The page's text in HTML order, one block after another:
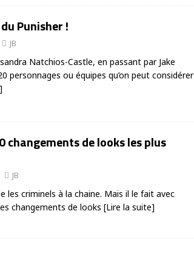
Punisher !
JB
Natchios-Castle, en passant par Jake
personnages ou équipes qu’on peut considérer
changements de looks les plus
JB
les criminels à la chaine. Mais il le fait avec
changements de looks [Lire la suite]